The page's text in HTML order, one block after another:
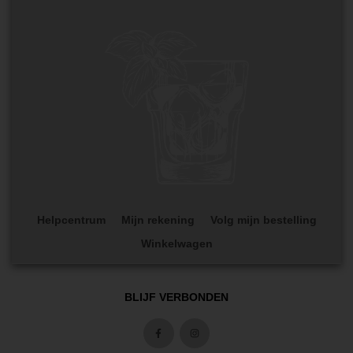
Helpcentrum Mijn rekening
Volg mijn bestelling
Winkelwagen
BLIJF VERBONDEN